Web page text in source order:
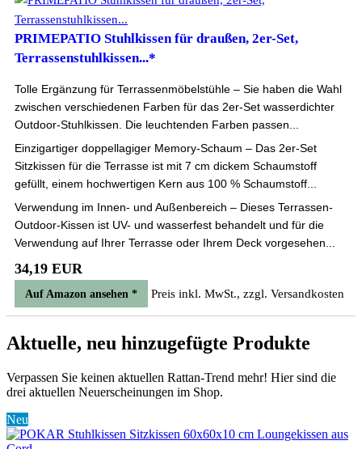
PRIMEPATIO Stuhlkissen für draußen, 2er-Set,
Terrassenstuhlkissen...*
Tolle Ergänzung für Terrassenmöbelstühle – Sie haben die Wahl
zwischen verschiedenen Farben für das 2er-Set wasserdichter
Outdoor-Stuhlkissen. Die leuchtenden Farben passen...
Einzigartiger doppellagiger Memory-Schaum – Das 2er-Set
Sitzkissen für die Terrasse ist mit 7 cm dickem Schaumstoff
gefüllt, einem hochwertigen Kern aus 100 % Schaumstoff...
Verwendung im Innen- und Außenbereich – Dieses Terrassen-
Outdoor-Kissen ist UV- und wasserfest behandelt und für die
Verwendung auf Ihrer Terrasse oder Ihrem Deck vorgesehen...
34,19 EUR
Auf Amazon ansehen * Preis inkl. MwSt., zzgl. Versandkosten
Aktuelle, neu hinzugefügte Produkte
Verpassen Sie keinen aktuellen Rattan-Trend mehr! Hier sind die
drei aktuellen Neuerscheinungen im Shop.
Neu